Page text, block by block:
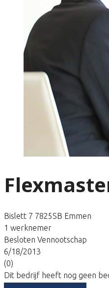
Bislett 7 7825SB Emmen
1 werknemer
Besloten Vennootschap
6/18/2013
(0)
Dit bedrijf heeft nog geen